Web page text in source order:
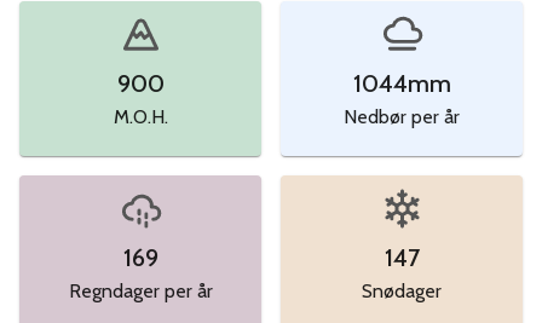
900
M.O.H.
1044mm
Nedbør per år
169
Regndager per år
147
Snødager